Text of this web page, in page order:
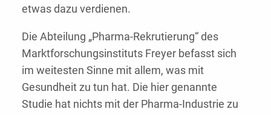
etwas dazu verdienen.
Die Abteilung „Pharma-Rekrutierung“ des
Marktforschungsinstituts Freyer befasst sich
im weitesten Sinne mit allem, was mit
Gesundheit zu tun hat. Die hier genannte
Studie hat nichts mit der Pharma-Industrie zu